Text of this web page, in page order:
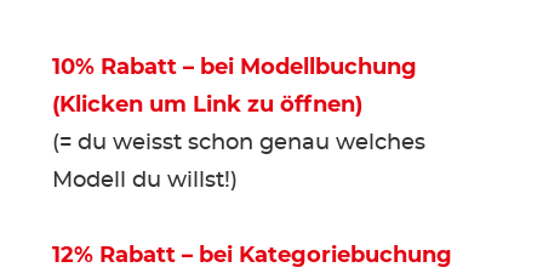
KINDER
ZUBEHÖR
VERLEIH
10% Rabatt – bei Modellbuchung
(Klicken um Link zu öffnen)
(= du weisst schon genau welches
Modell du willst!)
12% Rabatt – bei Kategoriebuchung